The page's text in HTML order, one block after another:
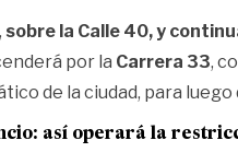
, sobre la Calle 40, y
por la Carrera 33,
de la ciudad, para
así operará la